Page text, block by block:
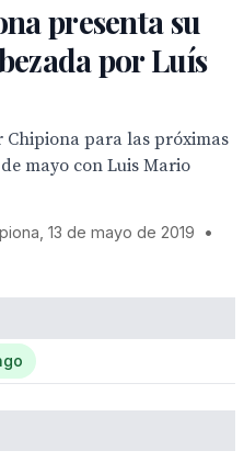
presenta su
por Luís
para las próximas
mayo con Luis Mario
13 de mayo de 2019
•